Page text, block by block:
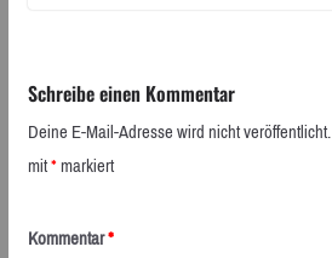
Schreibe einen Kommentar
Deine E-Mail-Adresse wird nicht veröffentlicht.
mit*markiert
Kommentar*